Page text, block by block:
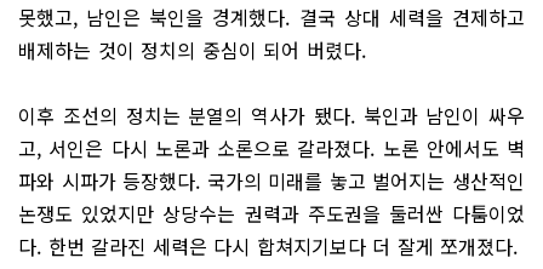
못했고, 남인은 북인을 경계했다. 결국 상대 세력을 견제하고
배제하는 것이 정치의 중심이 되어 버렸다.
이후 조선의 정치는 분열의 역사가 됐다. 북인과 남인이 싸우
고, 서인은 다시 노론과 소론으로 갈라졌다. 노론 안에서도 벽
파와 시파가 등장했다. 국가의 미래를 놓고 벌어지는 생산적인
논쟁도 있었지만 상당수는 권력과 주도권을 둘러싼 다툼이었
다. 한번 갈라진 세력은 다시 합쳐지기보다 더 잘게 쪼개졌다.